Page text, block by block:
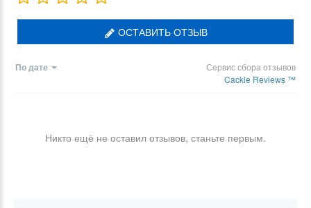
ОСТАВИТЬ ОТЗЫВ
По дате
Сервис сбора отзывов
Cackle Reviews ™
Никто ещё не оставил отзывов, станьте первым.